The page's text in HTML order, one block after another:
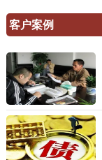
客户案例